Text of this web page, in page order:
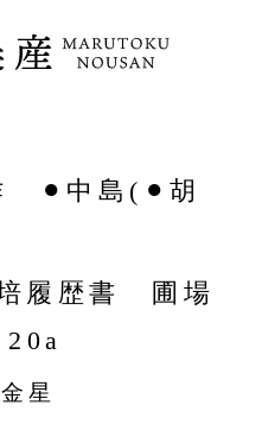
⚫︎中島(⚫︎胡
履歴書 圃場
星